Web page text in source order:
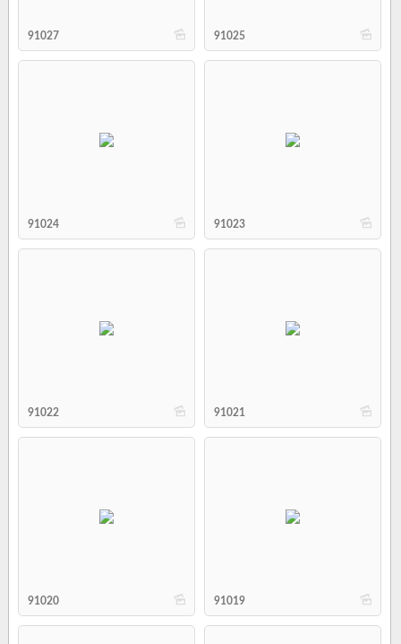
b
91027 b
91025
b
91024 b
91023
b
91022 b
91021
b
91020 b
91019